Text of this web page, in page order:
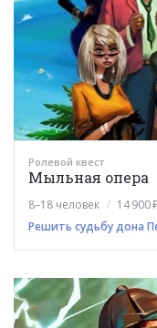
Ролевой квест
Мыльная опера
8–18 человек
14 900
Решить судьбу дона